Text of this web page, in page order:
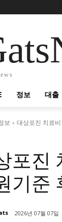
정보 대출
보 대상포진 치료
포진
기준
2026년 07월 07일